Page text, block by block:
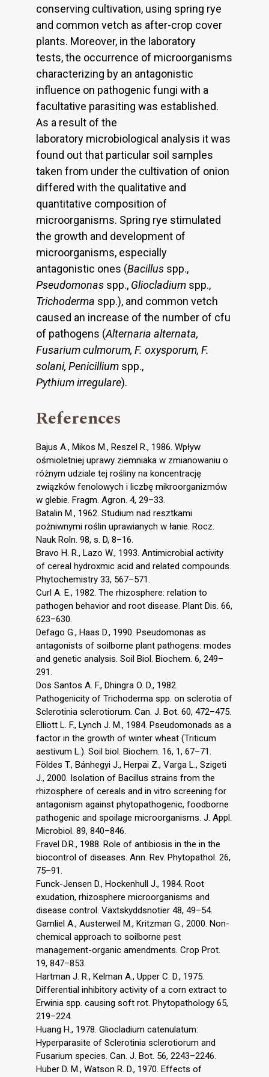
conserving cultivation, using spring rye
and common vetch as after-crop cover
plants. Moreover, in the laboratory
tests, the occurrence of microorganisms
characterizing by an antagonistic
influence on pathogenic fungi with a
facultative parasiting was established.
As a result of the
laboratory microbiological analysis it was
found out that particular soil samples
taken from under the cultivation of onion
differed with the qualitative and
quantitative composition of
microorganisms. Spring rye stimulated
the growth and development of
microorganisms, especially
antagonistic ones (Bacillus spp.,
Pseudomonas spp., Gliocladium spp.,
Trichoderma spp.), and common vetch
caused an increase of the number of cfu
of pathogens (Alternaria alternata,
Fusarium culmorum, F. oxysporum, F.
solani, Penicillium spp.,
Pythium irregulare).
References
Bajus A., Mikos M., Reszel R., 1986. Wpływ
ośmioletniej uprawy ziemniaka w zmianowaniu o
różnym udziale tej rośliny na koncentrację
związków fenolowych i liczbę mikroorganizmów
w glebie. Fragm. Agron. 4, 29–33.
Batalin M., 1962. Studium nad resztkami
pożniwnymi roślin uprawianych w łanie. Rocz.
Nauk Roln. 98, s. D, 8–16.
Bravo H. R., Lazo W., 1993. Antimicrobial activity
of cereal hydroxmic acid and related compounds.
Phytochemistry 33, 567–571.
Curl A. E., 1982. The rhizosphere: relation to
pathogen behavior and root disease. Plant Dis. 66,
623–630.
Defago G., Haas D., 1990. Pseudomonas as
antagonists of soilborne plant pathogens: modes
and genetic analysis. Soil Biol. Biochem. 6, 249–
291.
Dos Santos A. F., Dhingra O. D., 1982.
Pathogenicity of Trichoderma spp. on sclerotia of
Sclerotinia sclerotiorum. Can. J. Bot. 60, 472–475.
Elliott L. F., Lynch J. M., 1984. Pseudomonads as a
factor in the growth of winter wheat (Triticum
aestivum L.). Soil biol. Biochem. 16, 1, 67–71.
Földes T., Bánhegyi J., Herpai Z., Varga L., Szigeti
J., 2000. Isolation of Bacillus strains from the
rhizosphere of cereals and in vitro screening for
antagonism against phytopathogenic, foodborne
pathogenic and spoilage microorganisms. J. Appl.
Microbiol. 89, 840–846.
Fravel D.R., 1988. Role of antibiosis in the in the
biocontrol of diseases. Ann. Rev. Phytopathol. 26,
75–91.
Funck-Jensen D., Hockenhull J., 1984. Root
exudation, rhizosphere microorganisms and
disease control. Växtskyddsnotier 48, 49–54.
Gamliel A., Austerweil M., Kritzman G., 2000. Non-
chemical approach to soilborne pest
management-organic amendments. Crop Prot.
19, 847–853.
Hartman J. R., Kelman A., Upper C. D., 1975.
Differential inhibitory activity of a corn extract to
Erwinia spp. causing soft rot. Phytopathology 65,
219–224.
Huang H., 1978. Gliocladium catenulatum:
Hyperparasite of Sclerotinia sclerotiorum and
Fusarium species. Can. J. Bot. 56, 2243–2246.
Huber D. M., Watson R. D., 1970. Effects of